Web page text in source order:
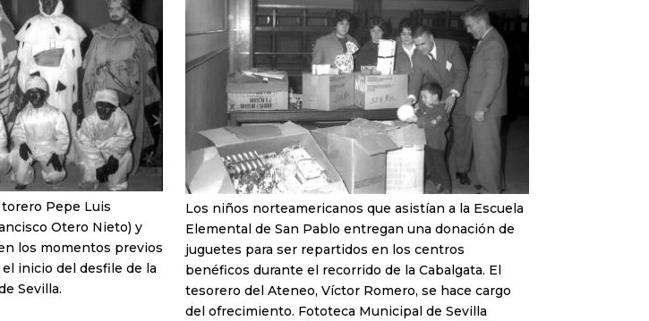
Pepe Luis
Otero Nieto) y
los momentos previos
inicio del desfile de la
Sevilla.
Los niños norteamericanos que asistían a la Escuela
Elemental de San Pablo entregan una donación de
juguetes para ser repartidos en los centros
benéficos durante el recorrido de la Cabalgata. El
tesorero del Ateneo, Víctor Romero, se hace cargo
del ofrecimiento. Fototeca Municipal de Sevilla